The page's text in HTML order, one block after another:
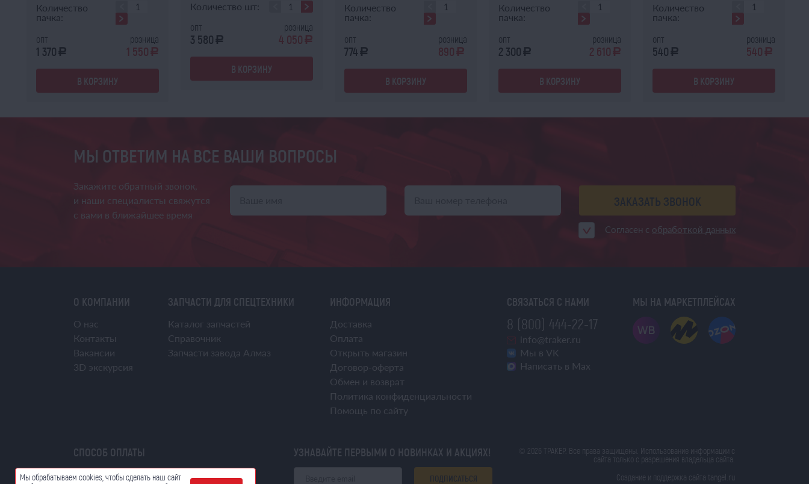
Количество
пачка:
опт
1 370 a
розница
1 550 a
В КОРЗИНУ
Количество шт:
опт
3 580 a
розница
4 050 a
В КОРЗИНУ
Количество
пачка:
опт
774 a
розница
890 a
В КОРЗИНУ
Количество
пачка:
опт
2 300 a
розница
2 610 a
В КОРЗИНУ
Количество
пачка:
опт
540 a
розница
540 a
В КОРЗИНУ
МЫ ОТВЕТИМ НА ВСЕ ВАШИ ВОПРОСЫ
Закажите обратный звонок,
и наши специалисты свяжутся
с вами в ближайшее время
ЗАКАЗАТЬ ЗВОНОК
Согласен с обработкой данных
О КОМПАНИИ
О нас
Контакты
Вакансии
3D экскурсия
ЗАПЧАСТИ ДЛЯ СПЕЦТЕХНИКИ
Каталог запчастей
Справочник
Запчасти завода Алмаз
ИНФОРМАЦИЯ
Доставка
Оплата
Открыть магазин
Договор-оферта
Обмен и возврат
Политика конфиденциальности
Помощь по сайту
СВЯЗАТЬСЯ С НАМИ
8 (800) 444-22-17
info@traker.ru
Мы в VK
Написать в Max
МЫ НА МАРКЕТПЛЕЙСАХ
СПОСОБ ОПЛАТЫ УЗНАВАЙТЕ ПЕРВЫМИ О НОВИНКАХ И АКЦИЯХ!
ПОДПИСАТЬСЯ
© 2026 ТРАКЕР. Все права защищены. Использование информации с
сайта только с разрешения владельца сайта.
Создание и поддержка сайта tangel.ru
Мы обрабатываем cookies, чтобы сделать наш сайт